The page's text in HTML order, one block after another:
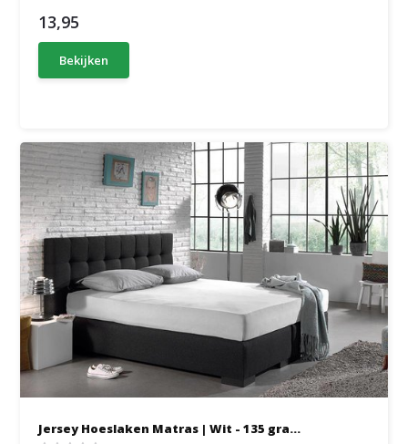
13,95
Bekijken
Jersey Hoeslaken Matras | Wit - 135 gra...